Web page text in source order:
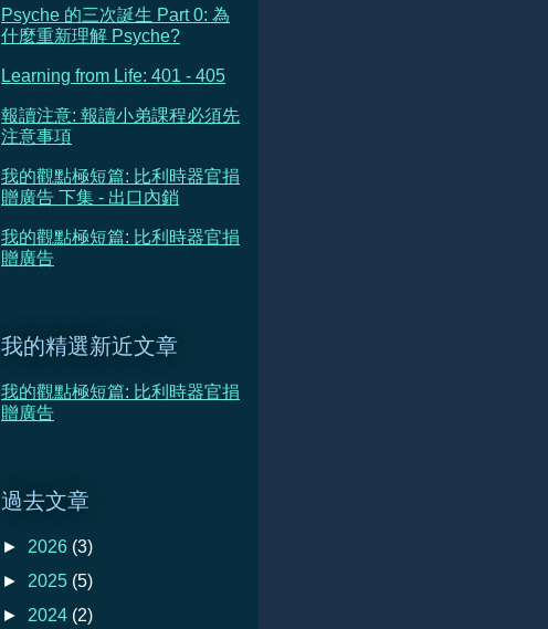
Psyche 的三次誕生 Part 0: 為
什麼重新理解 Psyche?
Learning from Life: 401 - 405
報讀注意: 報讀小弟課程必須先
注意事項
我的觀點極短篇: 比利時器官捐
贈廣告 下集 - 出口內銷
我的觀點極短篇: 比利時器官捐
贈廣告
我的精選新近文章
我的觀點極短篇: 比利時器官捐
贈廣告
過去文章
► 2026 (3)
► 2025 (5)
► 2024 (2)